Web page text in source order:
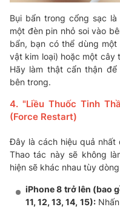
Bụi bẩn trong cổng sạc
một đèn pin nhỏ soi vào
bẩn, bạn có thể dùng
vật kim loại) hoặc một cây
Hãy làm thật cẩn thận
bên trong.
4. "Liều Thuốc Tinh
(Force Restart)
Đây là cách hiệu quả
Thao tác này sẽ không
hiện sẽ khác nhau tùy
iPhone 8 trở lên (bao
11, 12, 13, 14, 15):Nhấn